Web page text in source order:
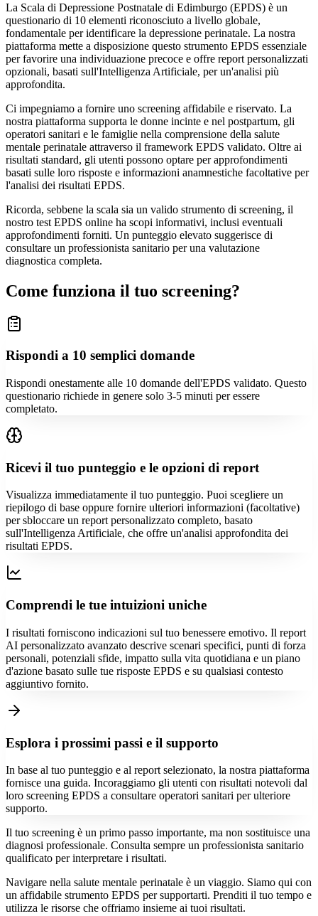
La Scala di Depressione Postnatale di Edimburgo (EPDS) è un
questionario di 10 elementi riconosciuto a livello globale,
fondamentale per identificare la depressione perinatale. La nostra
piattaforma mette a disposizione questo strumento EPDS essenziale
per favorire una individuazione precoce e offre report personalizzati
opzionali, basati sull'Intelligenza Artificiale, per un'analisi più
approfondita.
Ci impegniamo a fornire uno screening affidabile e riservato. La
nostra piattaforma supporta le donne incinte e nel postpartum, gli
operatori sanitari e le famiglie nella comprensione della salute
mentale perinatale attraverso il framework EPDS validato. Oltre ai
risultati standard, gli utenti possono optare per approfondimenti
basati sulle loro risposte e informazioni anamnestiche facoltative per
l'analisi dei risultati EPDS.
Ricorda, sebbene la scala sia un valido strumento di screening, il
nostro test EPDS online ha scopi informativi, inclusi eventuali
approfondimenti forniti. Un punteggio elevato suggerisce di
consultare un professionista sanitario per una valutazione
diagnostica completa.
Come funziona il tuo screening?
Rispondi a 10 semplici domande
Rispondi onestamente alle 10 domande dell'EPDS validato. Questo
questionario richiede in genere solo 3-5 minuti per essere
completato.
Ricevi il tuo punteggio e le opzioni di report
Visualizza immediatamente il tuo punteggio. Puoi scegliere un
riepilogo di base oppure fornire ulteriori informazioni (facoltative)
per sbloccare un report personalizzato completo, basato
sull'Intelligenza Artificiale, che offre un'analisi approfondita dei
risultati EPDS.
Comprendi le tue intuizioni uniche
I risultati forniscono indicazioni sul tuo benessere emotivo. Il report
AI personalizzato avanzato descrive scenari specifici, punti di forza
personali, potenziali sfide, impatto sulla vita quotidiana e un piano
d'azione basato sulle tue risposte EPDS e su qualsiasi contesto
aggiuntivo fornito.
Esplora i prossimi passi e il supporto
In base al tuo punteggio e al report selezionato, la nostra piattaforma
fornisce una guida. Incoraggiamo gli utenti con risultati notevoli dal
loro screening EPDS a consultare operatori sanitari per ulteriore
supporto.
Il tuo screening è un primo passo importante, ma non sostituisce una
diagnosi professionale. Consulta sempre un professionista sanitario
qualificato per interpretare i risultati.
Navigare nella salute mentale perinatale è un viaggio. Siamo qui con
un affidabile strumento EPDS per supportarti. Prenditi il ​​tuo tempo e
utilizza le risorse che offriamo insieme ai tuoi risultati.